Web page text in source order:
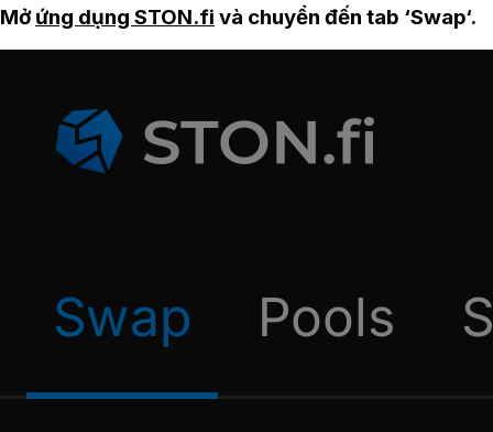
Mởứng dụng STON.fi và chuyển đến tab ‘Swap‘.